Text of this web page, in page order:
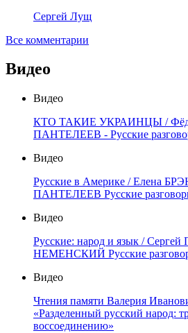
Сергей Лущ
Все комментарии
Видео
Видео
КТО ТАКИЕ УКРАИНЦЫ /
ПАНТЕЛЕЕВ - Русские
Видео
Русские в Америке / Елена
ПАНТЕЛЕЕВ Русские
Видео
Русские: народ и язык /
НЕМЕНСКИЙ Русские
Видео
Чтения памяти Валерия
«Разделенный русский народ:
воссоединению»